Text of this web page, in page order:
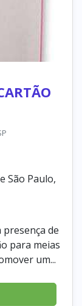
São Paulo,
de
para meias
um...